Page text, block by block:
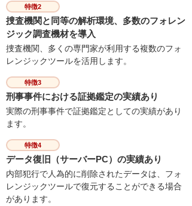
特徴2
捜査機関と同等の解析環境、多数のフォレン
ジック調査機材を導入
捜査機関、多くの専門家が利用する複数のフォ
レンジックツールを活用します。
特徴3
刑事事件における証拠鑑定の実績あり
実際の刑事事件で証拠鑑定としての実績があり
ます。
特徴4
データ復旧（サーバーPC）の実績あり
内部犯行で人為的に削除されたデータは、フォ
レンジックツールで復元することができる場合
があります。